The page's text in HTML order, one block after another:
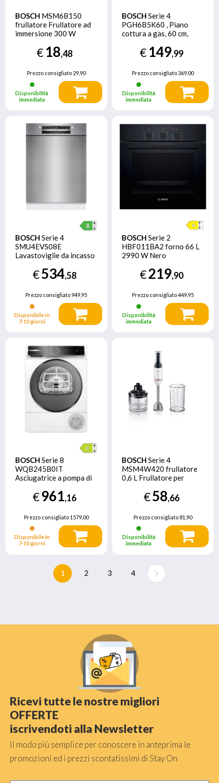
BOSCH MSM6B150
frullatore Frullatore ad
immersione 300 W
€18,48
Prezzo consigliato29,90
Disponibilità
immediata
BOSCH Serie 4
PGH6B5K60 , Piano
cottura a gas, 60 cm,
€149,99
Prezzo consigliato369,00
Disponibilità
immediata
BOSCH Serie 4
SMU4EVS08E
Lavastoviglie da incasso
Acciaio spazzolato
€534,58
Prezzo consigliato949,95
Disponibile in
7‑10 giorni
BOSCH Serie 2
HBF011BA2 forno 66 L
2990 W Nero
€219,90
Prezzo consigliato449,95
Disponibilità
immediata
BOSCH Serie 8
WQB245B0IT
Asciugatrice a pompa di
€961,16
Prezzo consigliato1579,00
Disponibile in
7‑10 giorni
BOSCH Serie 4
MSM4W420 frullatore
0,6 L Frullatore per
Trasparente, Bianco
€58,66
Prezzo consigliato 81,90
Disponibilità
immediata
1 2 3 4
Ricevi tutte le nostre migliori
OFFERTE
iscrivendoti alla Newsletter
Il modo più semplice per conoscere in anteprima le
promozioni ed i prezzi scontatissimi di Stay On